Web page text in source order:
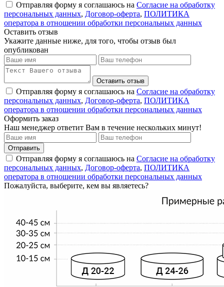
Отправляя форму я соглашаюсь на Согласие на обработку
персональных данных, Договор-оферта, ПОЛИТИКА
оператора в отношении обработки персональных данных
Оставить отзыв
Укажите данные ниже, для того, чтобы отзыв был
опубликован
Оставить отзыв
Отправляя форму я соглашаюсь на Согласие на обработку
персональных данных, Договор-оферта, ПОЛИТИКА
оператора в отношении обработки персональных данных
Оформить заказ
Наш менеджер ответит Вам в течение нескольких минут!
Отправить
Отправляя форму я соглашаюсь на Согласие на обработку
персональных данных, Договор-оферта, ПОЛИТИКА
оператора в отношении обработки персональных данных
Пожалуйста, выберите, кем вы являетесь?